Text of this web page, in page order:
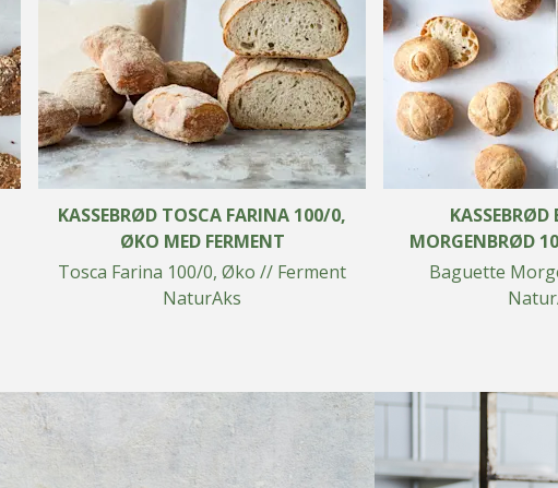
KASSEBRØD TOSCA FARINA 100/0,
ØKO MED FERMENT
Tosca Farina 100/0, Øko // Ferment
NaturAks
KASSEBRØD
MORGENBRØD
Baguette